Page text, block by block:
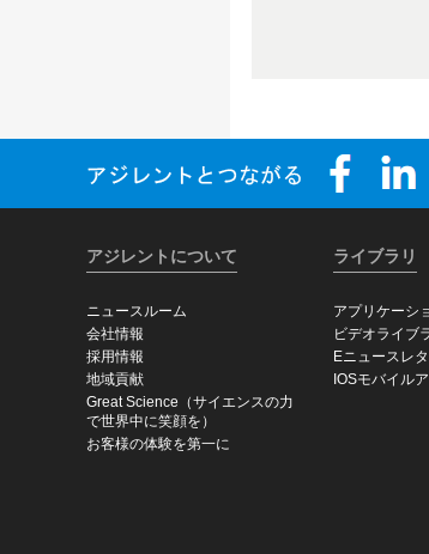
アジレントについて
ニュースルーム
会社情報
採用情報
地域貢献
Great Science（サイエンスの力
で世界中に笑顔を）
お客様の体験を第一に
ライブラリ
アプリケーシ
ビデオライブ
Eニュースレ
IOSモバイル